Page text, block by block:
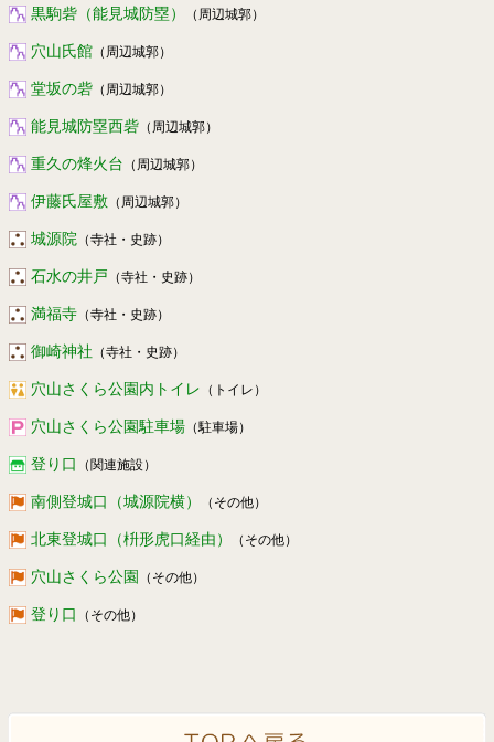
黒駒砦（能見城防塁） （周辺城郭）
穴山氏館 （周辺城郭）
堂坂の砦 （周辺城郭）
能見城防塁西砦 （周辺城郭）
重久の烽火台 （周辺城郭）
伊藤氏屋敷 （周辺城郭）
城源院 （寺社・史跡）
石水の井戸 （寺社・史跡）
満福寺 （寺社・史跡）
御崎神社 （寺社・史跡）
穴山さくら公園内トイレ （トイレ）
穴山さくら公園駐車場 （駐車場）
登り口 （関連施設）
南側登城口（城源院横） （その他）
北東登城口（枡形虎口経由） （その他）
穴山さくら公園 （その他）
登り口 （その他）